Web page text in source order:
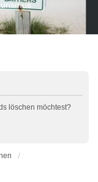
löschen möchtest?